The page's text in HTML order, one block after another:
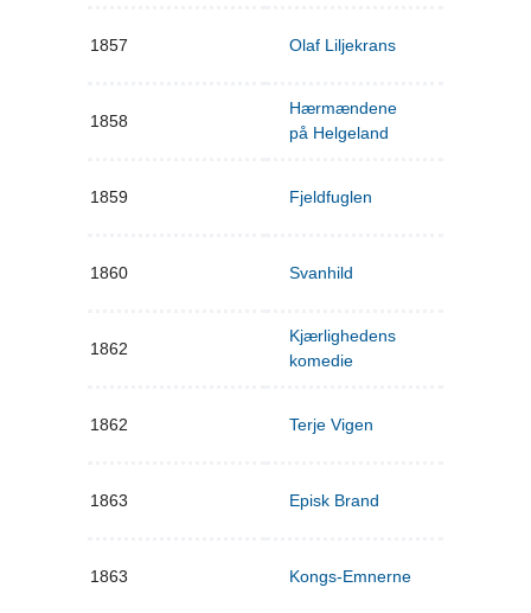
1857 Olaf Liljekrans
1858
Hærmændene
på Helgeland
1859 Fjeldfuglen
1860 Svanhild
1862
Kjærlighedens
komedie
1862 Terje Vigen
1863 Episk Brand
1863 Kongs-Emnerne